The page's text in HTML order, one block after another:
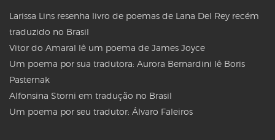
Larissa Lins resenha livro de poemas de Lana Del Rey recém
traduzido no Brasil
Vitor do Amaral lê um poema de James Joyce
Um poema por sua tradutora: Aurora Bernardini lê Boris
Pasternak
Alfonsina Storni em tradução no Brasil
Um poema por seu tradutor: Álvaro Faleiros